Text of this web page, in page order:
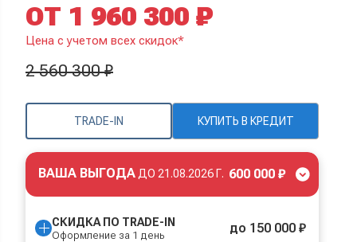
TRADE-IN КУПИТЬ В КРЕДИТ
ОТ 1 960 300 ₽
Цена с учетом всех скидок*
2 560 300 ₽
ВАША ВЫГОДАДО 21.08.2026 Г. 600 000 ₽
СКИДКА ПО TRADE-IN
Оформление за 1 день до 150 000 ₽